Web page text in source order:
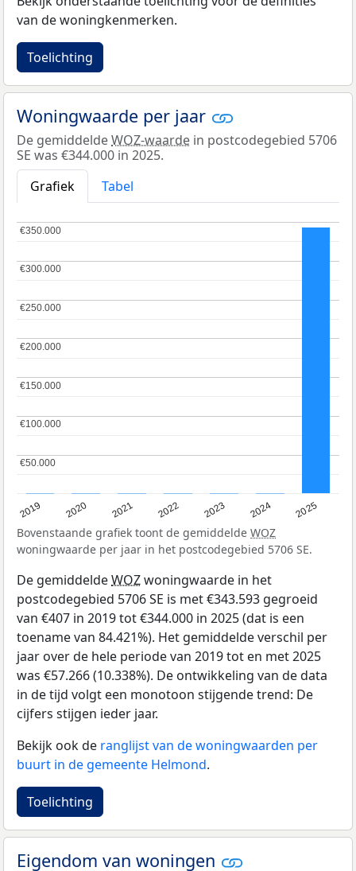
van de woningkenmerken.
Toelichting
Woningwaarde per jaar
De gemiddeldeWOZ-waarde in postcodegebied 5706
SE was €344.000 in 2025.
Grafiek
Tabel
2019 2020 2021 2022 2023 2024 2025
€50.000
€50.000
€100.000
€100.000
€150.000
€150.000
€200.000
€200.000
€250.000
€250.000
€300.000
€300.000
€350.000
€350.000
Bovenstaande grafiek toont de gemiddelde WOZ
woningwaarde per jaar in het postcodegebied 5706 SE.
De gemiddeldeWOZwoningwaarde in het
postcodegebied 5706 SE is met €343.593 gegroeid
van €407 in 2019 tot €344.000 in 2025 (dat is een
toename van 84.421%). Het gemiddelde verschil per
jaar over de hele periode van 2019 tot en met 2025
was €57.266 (10.338%). De ontwikkeling van de data
in de tijd volgt een monotoon stijgende trend: De
cijfers stijgen ieder jaar.
Bekijk ook de ranglijst van de woningwaarden per
buurt in de gemeente Helmond.
Toelichting
Eigendom van woningen